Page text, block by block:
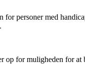
personer med
for muligheden for at